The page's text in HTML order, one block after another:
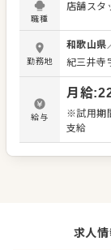
に関わる
イク、レ
管理、電
材の仕入
入社後は
徐々に仕
なたの成
もめざせ
職種
店舗スタ
勤務地
和歌山県
紀三井寺
給与
月給:
※試用期
支給
求人情